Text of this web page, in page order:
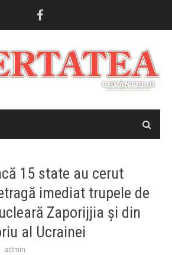
15 state au cerut
imediat trupele de
Zaporijjia și din
al Ucrainei
admin